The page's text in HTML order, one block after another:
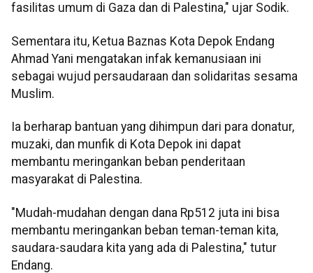
fasilitas umum di Gaza dan di Palestina," ujar Sodik.
Sementara itu, Ketua Baznas Kota Depok Endang
Ahmad Yani mengatakan infak kemanusiaan ini
sebagai wujud persaudaraan dan solidaritas sesama
Muslim.
Ia berharap bantuan yang dihimpun dari para donatur,
muzaki, dan munfik di Kota Depok ini dapat
membantu meringankan beban penderitaan
masyarakat di Palestina.
"Mudah-mudahan dengan dana Rp512 juta ini bisa
membantu meringankan beban teman-teman kita,
saudara-saudara kita yang ada di Palestina," tutur
Endang.